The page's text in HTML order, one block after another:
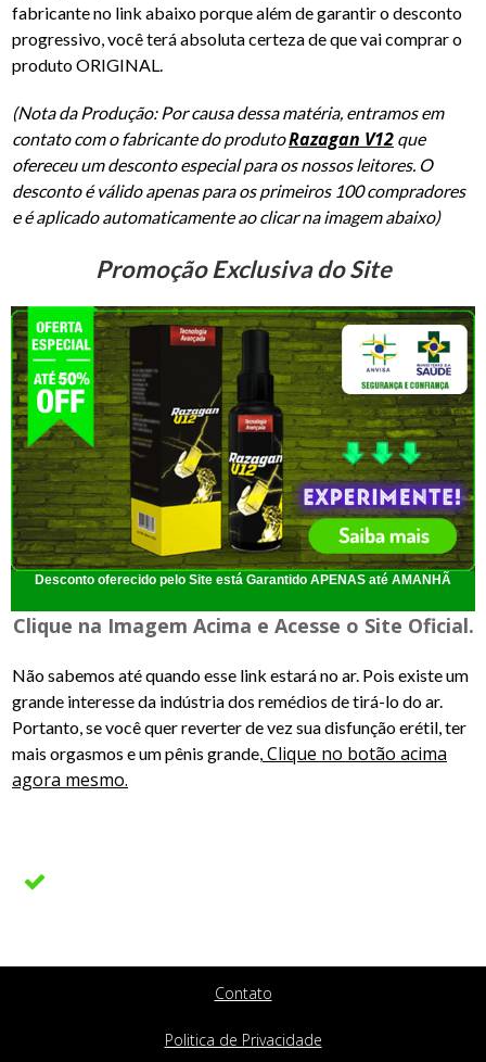
fabricante no link abaixo porque além de garantir o desconto
progressivo, você terá absoluta certeza de que vai comprar o
produto ORIGINAL.
(Nota da Produção: Por causadessa matéria, entramos em
contato com o fabricante do produtoRazagan V12 que
ofereceu um desconto especial para os nossos leitores. O
desconto é válido apenas para os primeiros 100 compradores
e é aplicado automaticamente ao clicar na imagem abaixo)
Promoção Exclusiva do Site
Desconto oferecido pelo Site está Garantido APENAS até AMANHÃ
Clique na Imagem Acima e Acesse o Site Oficial.
Não sabemos até quando esse link estará no ar. Pois existe um
grande interesse da indústria dos remédios de tirá-lo do ar.
Portanto, se você quer reverter de vez sua disfunção erétil, ter
mais orgasmos e um pênis grande, Clique no botão acima
agora mesmo.
Contato
Politica de Privacidade